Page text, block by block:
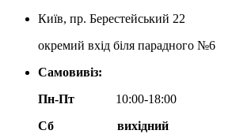
Київ, пр. Берестейський 22
окремий вхід біля парадного №6
Самовивіз:
Пн-Пт
10:00-18:00
Сб
вихідний